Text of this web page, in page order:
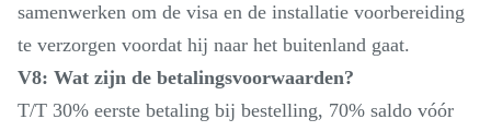
samenwerken om de visa en de installatie voorbereiding
te verzorgen voordat hij naar het buitenland gaat.
V8: Wat zijn de betalingsvoorwaarden?
T/T 30% eerste betaling bij bestelling, 70% saldo vóór